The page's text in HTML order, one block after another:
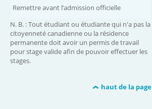
Remettre avant l’admission officielle
N. B. : Tout étudiant ou étudiante qui n'a pas la
citoyenneté canadienne ou la résidence
permanente doit avoir un permis de travail
pour stage valide afin de pouvoir effectuer les
stages.
haut de la page